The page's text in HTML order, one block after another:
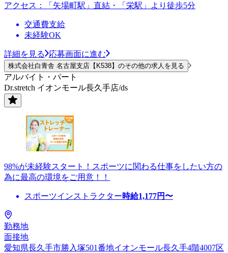
アクセス：「矢場町駅」直結・「栄駅」より徒歩5分
交通費支給
未経験OK
詳細を見る 応募画面に進む
株式会社白青舎 名古屋支店【K538】のその他の求人を見る
アルバイト・パート
Dr.stretch イオンモール長久手店/ds
98%が未経験スタート！スポーツに関わる仕事をしたい方の
為に最高の環境をご用意！！
スポーツインストラクター時給1,177円〜
勤務地
面接地
愛知県長久手市勝入塚501番地イオンモール長久手4階4007区